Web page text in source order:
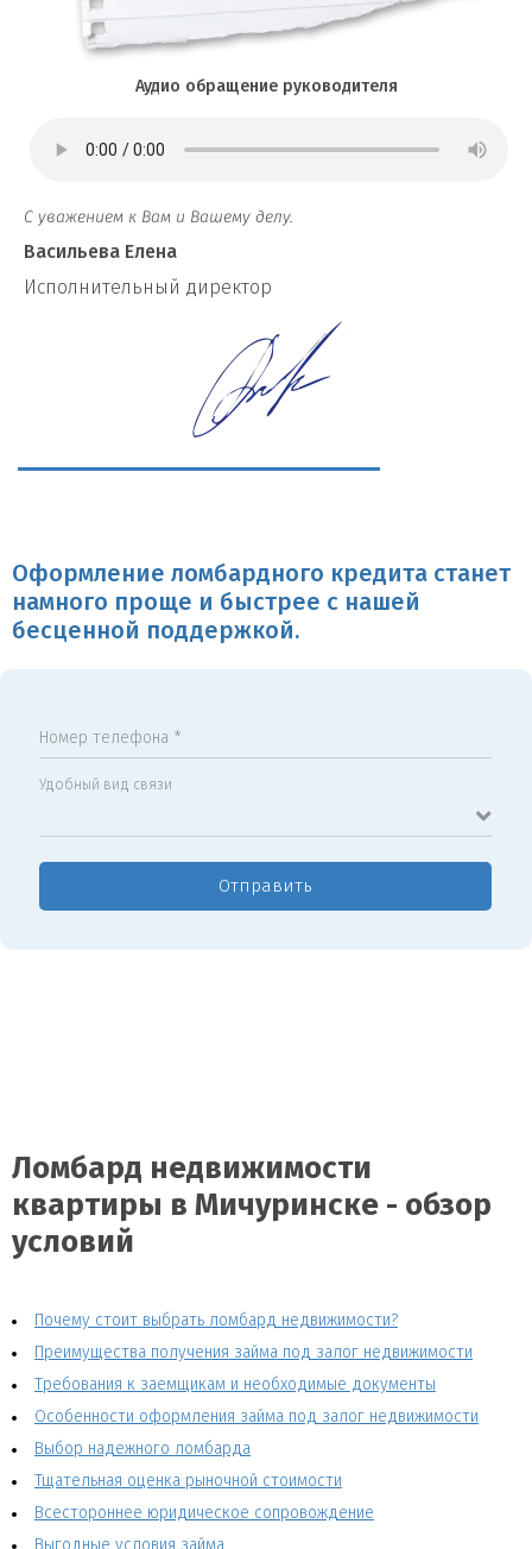
Аудио обращение руководителя
С уважением к Вам и Вашему делу.
Васильева Елена
И сполнительный директор
Оформление ломбардного кредита станет
намного проще и быстрее с нашей
бесценной поддержкой.
Номер телефона *
Удобный вид связи
Отправить
Ломбард недвижимости
квартиры в Мичуринске - обзор
условий
Почему стоит выбрать ломбард недвижимости?
Преимущества получения займа под залог недвижимости
Требования к заемщикам и необходимые документы
Особенности оформления займа под залог недвижимости
Выбор надежного ломбарда
Тщательная оценка рыночной стоимости
Всестороннее юридическое сопровождение
Выгодные условия займа